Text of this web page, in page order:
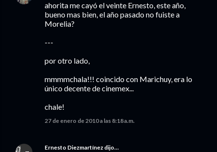
ahorita me cayó el veinte Ernesto, este año,
bueno mas bien, el año pasado no fuiste a
Morelia?
---
por otro lado,
mmmmchala!!! coincido con Marichuy, era lo
único decente de cinemex...
chale!
27 de enero de 2010 a las 8:18 a.m.
Ernesto Diezmartínez dijo…